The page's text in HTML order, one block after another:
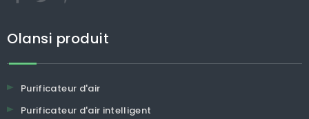
Olansi produit
Purificateur d'air
Purificateur d'air intelligent